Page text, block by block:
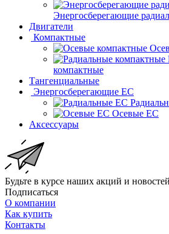
Энергосберегающие
Двигатели
Компактные
компактные
Тангенциальные
Энергосберегающие EC
Осевые EC
Аксессуары
Будьте в курсе наших акций и новостей
Подписаться
О компании
Как купить
Контакты